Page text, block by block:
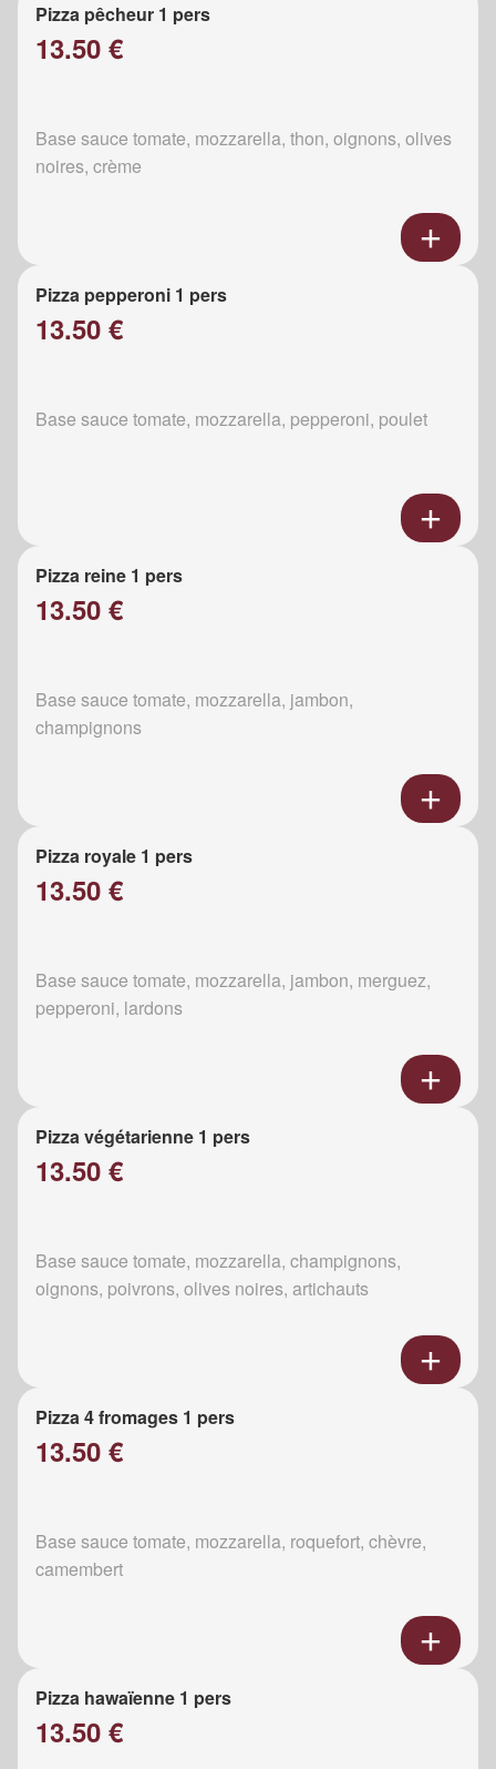
Pizza pêcheur 1 pers
13.50 €
Base sauce tomate, mozzarella, thon, oignons, olives
noires, crème
Pizza pepperoni 1 pers
13.50 €
Base sauce tomate, mozzarella, pepperoni, poulet
Pizza reine 1 pers
13.50 €
Base sauce tomate, mozzarella, jambon,
champignons
Pizza royale 1 pers
13.50 €
Base sauce tomate, mozzarella, jambon, merguez,
pepperoni, lardons
Pizza végétarienne 1 pers
13.50 €
Base sauce tomate, mozzarella, champignons,
oignons, poivrons, olives noires, artichauts
Pizza 4 fromages 1 pers
13.50 €
Base sauce tomate, mozzarella, roquefort, chèvre,
camembert
Pizza hawaïenne 1 pers
13.50 €